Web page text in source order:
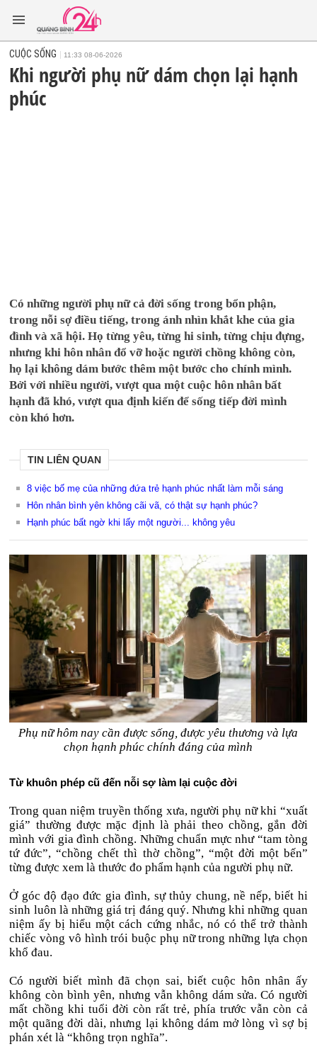
CUỘC SỐNG 11:33 08-06-2026
Khi người phụ nữ dám chọn lại hạnh
phúc
Có những người phụ nữ cả đời sống trong bổn phận,
trong nỗi sợ điều tiếng, trong ánh nhìn khắt khe của gia
đình và xã hội. Họ từng yêu, từng hi sinh, từng chịu đựng,
nhưng khi hôn nhân đổ vỡ hoặc người chồng không còn,
họ lại không dám bước thêm một bước cho chính mình.
Bởi với nhiều người, vượt qua một cuộc hôn nhân bất
hạnh đã khó, vượt qua định kiến để sống tiếp đời mình
còn khó hơn.
TIN LIÊN QUAN
8 việc bố mẹ của những đứa trẻ hạnh phúc nhất làm mỗi sáng
Hôn nhân bình yên không cãi vã, có thật sự hạnh phúc?
Hạnh phúc bất ngờ khi lấy một người... không yêu
Phụ nữ hôm nay cần được sống, được yêu thương và lựa
chọn hạnh phúc chính đáng của mình
Từ khuôn phép cũ đến nỗi sợ làm lại cuộc đời
Trong quan niệm truyền thống xưa, người phụ nữ khi “xuất
giá” thường được mặc định là phải theo chồng, gắn đời
mình với gia đình chồng. Những chuẩn mực như “tam tòng
tứ đức”, “chồng chết thì thờ chồng”, “một đời một bến”
từng được xem là thước đo phẩm hạnh của người phụ nữ.
Ở góc độ đạo đức gia đình, sự thủy chung, nề nếp, biết hi
sinh luôn là những giá trị đáng quý. Nhưng khi những quan
niệm ấy bị hiểu một cách cứng nhắc, nó có thể trở thành
chiếc vòng vô hình trói buộc phụ nữ trong những lựa chọn
khổ đau.
Có người biết mình đã chọn sai, biết cuộc hôn nhân ấy
không còn bình yên, nhưng vẫn không dám sửa. Có người
mất chồng khi tuổi đời còn rất trẻ, phía trước vẫn còn cả
một quãng đời dài, nhưng lại không dám mở lòng vì sợ bị
phán xét là “không trọn nghĩa”.